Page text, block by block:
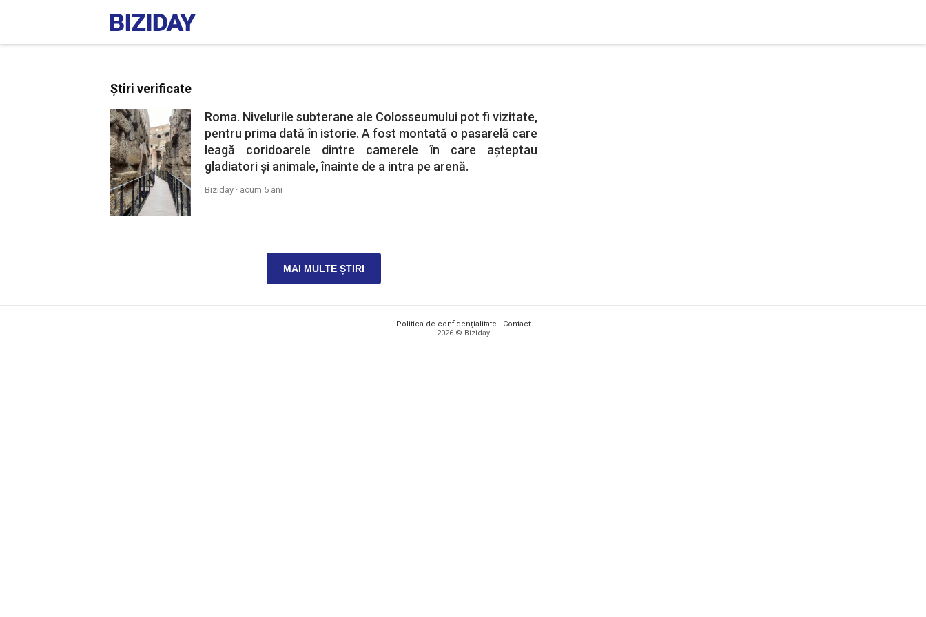
Știri verificate
Roma. Nivelurile subterane ale Colosseumului pot fi vizitate,
pentru prima dată în istorie. A fost montată o pasarelă care
leagă coridoarele dintre camerele în care așteptau
gladiatori și animale, înainte de a intra pe arenă.
Biziday · acum 5 ani
MAI MULTE ȘTIRI
Politica de confidențialitate · Contact
2026 © Biziday